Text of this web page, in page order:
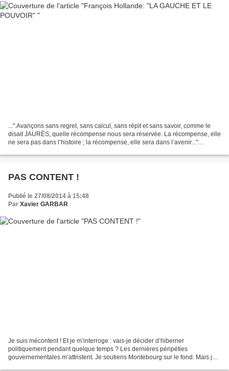
...".Avançons sans regret, sans calcul, sans répit et sans savoir, comme le
disait JAURÈS, quelle récompense nous sera réservée. La récompense, elle
ne sera pas dans l’histoire ; la récompense, elle sera dans l’avenir..."
PAS CONTENT !
Publié le 27/08/2014 à 15:48
Par Xavier GARBAR
Je suis mécontent ! Et je m’interroge : vais-je décider d’hiberner
politiquement pendant quelque temps ? Les dernières péripéties
gouvernementales m’attristent. Je soutiens Montebourg sur le fond. Mais je